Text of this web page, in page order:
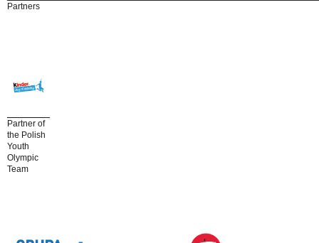
Partners
Partner of
the Polish
Youth
Olympic
Team